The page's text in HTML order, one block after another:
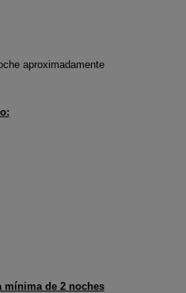
aproximadamente
mínima de 2 noches